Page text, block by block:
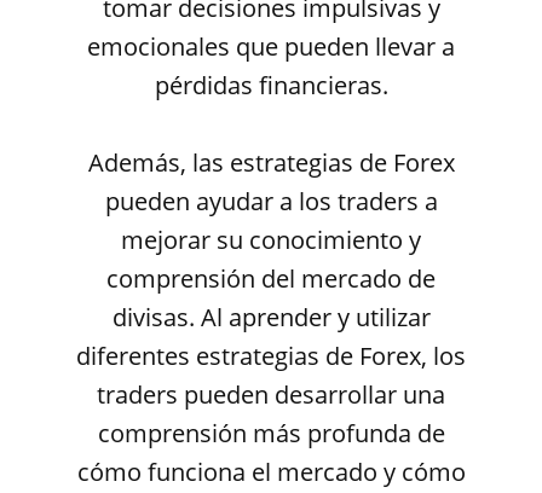
tomar decisiones impulsivas y
emocionales que pueden llevar a
pérdidas financieras.
Además, las estrategias de Forex
pueden ayudar a los traders a
mejorar su conocimiento y
comprensión del mercado de
divisas. Al aprender y utilizar
diferentes estrategias de Forex, los
traders pueden desarrollar una
comprensión más profunda de
cómo funciona el mercado y cómo